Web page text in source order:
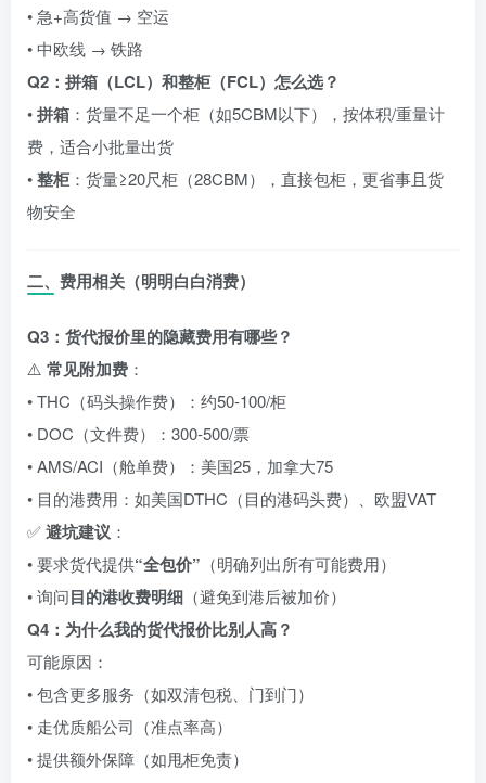
• 急+高货值 → 空运
• 中欧线 → 铁路
Q2：拼箱（LCL）和整柜（FCL）怎么选？
•拼箱 ：货量不足一个柜（如5CBM以下），按体积/重量计
费，适合小批量出货
•整柜：货量≥20尺柜（28CBM），直接包柜，更省事且货
物安全
二、费用相关（明明白白消费）
Q3：货代报价里的隐藏费用有哪些？
⚠️ 常见附加费 ：
• THC（码头操作费）：约50-100/柜
• DOC（文件费）： 300-500/票
• AMS/ACI（舱单费）：美国25，加拿大75
• 目的港费用：如美国DTHC（目的港码头费）、欧盟VAT
✅避坑建议 ：
• 要求货代提供“全包价” （明确列出所有可能费用）
• 询问目的港收费明细 （避免到港后被加价）
Q4：为什么我的货代报价比别人高？
可能原因：
• 包含更多服务（如双清包税、门到门）
• 走优质船公司（准点率高）
• 提供额外保障（如甩柜免责）